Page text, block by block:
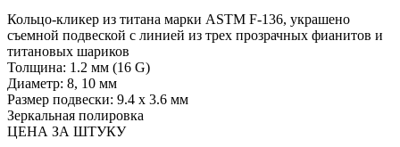
Кольцо-кликер из титана марки ASTM F-136, украшено
съемной подвеской с линией из трех прозрачных фианитов и
титановых шариков
Толщина: 1.2 мм (16 G)
Диаметр: 8, 10 мм
Размер подвески: 9.4 х 3.6 мм
Зеркальная полировка
ЦЕНА ЗА ШТУКУ